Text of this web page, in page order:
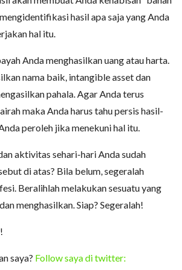
hasil apa saja yang Anda
hal itu.
Anda menghasilkan uang atau harta.
nama baik, intangible asset dan
pahala. Agar Anda terus
maka Anda harus tahu persis hasil-
peroleh jika menekuni hal itu.
aktivitas sehari-hari Anda sudah
di atas? Bila belum, segeralah
Beralihlah melakukan sesuatu yang
menghasilkan. Siap? Segeralah!
saya? Follow saya di twitter: